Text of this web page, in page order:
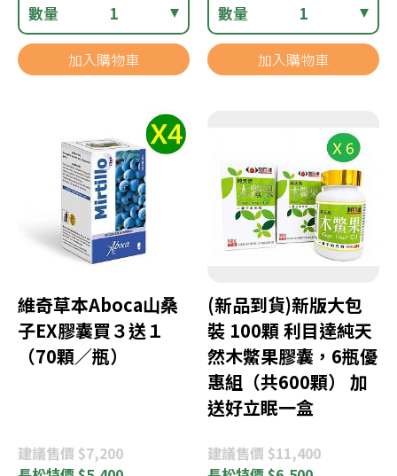
數量 1
加入購物車
數量 1
加入購物車
維奇草本Aboca山桑
子EX膠囊買３送１
（70顆／瓶）
建議售價 $7,200
(新品到貨)新版大包
裝 100顆 利目達純天
然木鱉果膠囊，6瓶優
惠組（共600顆） 加
送好立眠一盒
建議售價 $11,400